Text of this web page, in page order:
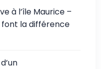
à l’île Maurice –
font la différence